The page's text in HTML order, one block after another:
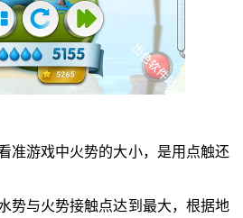
准游戏中火势的大小，是用点触还
势与火势接触点达到最大，根据地